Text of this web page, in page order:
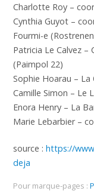
Charlotte Roy –
Cynthia Guyot –
Fourmi-e
Patricia Le Calvez –
(Paimpol 22)
Sophie Hoarau – La
Camille Simon – Le
Enora Henry – La
Marie Lebarbier –
source : https://
deja
Pour marque-pages :